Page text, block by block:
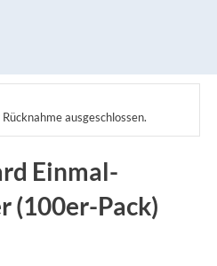
ausgeschlossen.
Einmal-
(100er-Pack)